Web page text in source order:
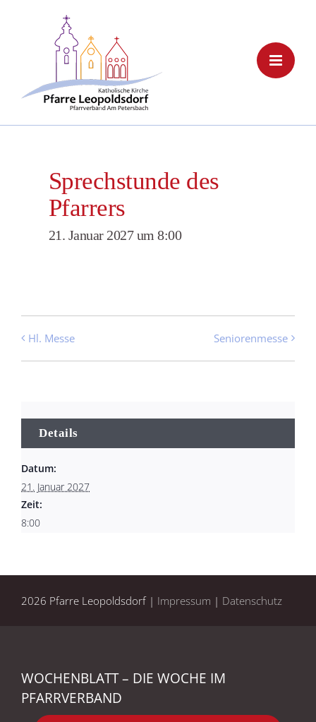
Sprechstunde des
Pfarrers
21. Januar 2027 um 8:00
Hl. Messe Seniorenmesse
Details
Datum:
21. Januar 2027
Zeit:
8:00
2026 Pfarre Leopoldsdorf | Impressum | Datenschutz
WOCHENBLATT – DIE WOCHE IM
PFARRVERBAND